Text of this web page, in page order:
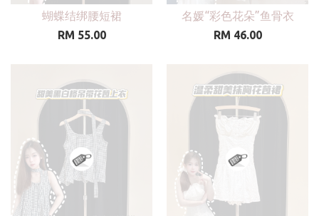
蝴蝶结绑腰短裙
RM 55.00
名媛“彩色花朵”鱼骨衣
RM 46.00